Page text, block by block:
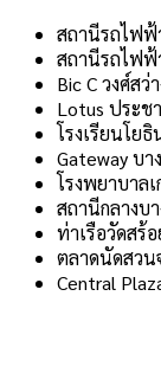
สถานีรถไฟฟ้
สถานีรถไฟฟ้
Bic C วงศ์สว่
Lotus ประช
โรงเรียนโย
Gateway บา
โรงพยาบาล
สถานีกลางบ
ท่าเรือวัดสร้
ตลาดนัดสวน
Central